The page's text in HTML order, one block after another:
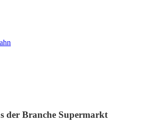
der Branche Supermarkt